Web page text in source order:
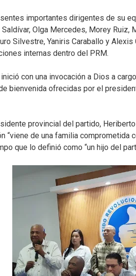
importantes dirigentes de su
Olga Mercedes, Morey Ruiz,
Silvestre, Yaniris Caraballo y
internas dentro del PRM.
con una invocación a Dios a
bienvenida ofrecidas por el
provincial del partido,
“viene de una familia comprometida
que lo definió como “un hijo del